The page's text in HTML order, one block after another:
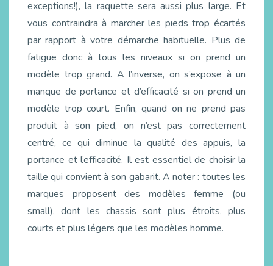
exceptions!), la raquette sera aussi plus large. Et
vous contraindra à marcher les pieds trop écartés
par rapport à votre démarche habituelle. Plus de
fatigue donc à tous les niveaux si on prend un
modèle trop grand. A l’inverse, on s’expose à un
manque de portance et d’efficacité si on prend un
modèle trop court. Enfin, quand on ne prend pas
produit à son pied, on n’est pas correctement
centré, ce qui diminue la qualité des appuis, la
portance et l’efficacité. Il est essentiel de choisir la
taille qui convient à son gabarit. A noter : toutes les
marques proposent des modèles femme (ou
small), dont les chassis sont plus étroits, plus
courts et plus légers que les modèles homme.